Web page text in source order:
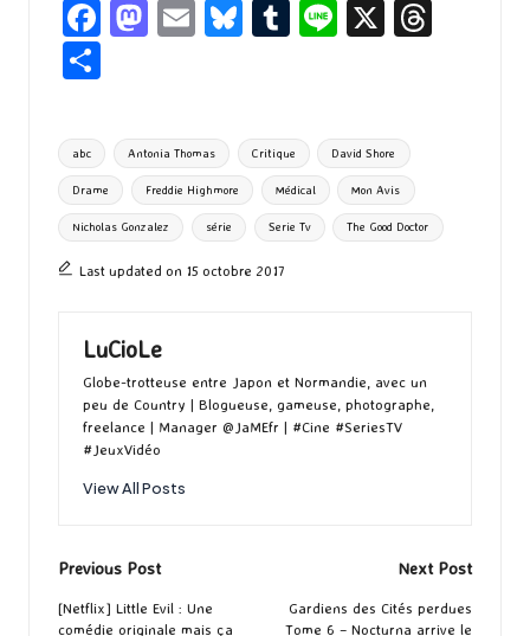
Fa
o
o
k
M
d
o
n
E
l
Bl
ky
T
bl
r
Li X
ta
g
er
Tags:
abc Antonia Thomas Critique David Shore
Drame Freddie Highmore Médical Mon Avis
Nicholas Gonzalez série Serie Tv The Good Doctor
Last updated on 15 octobre 2017
LuCioLe
Globe-trotteuse entre Japon et Normandie, avec un
peu de Country | Blogueuse, gameuse, photographe,
freelance | Manager @JaMEfr | #Cine #SeriesTV
#JeuxVidéo
View All Posts
Post
navigation
Previous Post
[Netflix] Little Evil : Une
comédie originale mais ça
Next Post
Gardiens des Cités perdues
Tome 6 – Nocturna arrive le